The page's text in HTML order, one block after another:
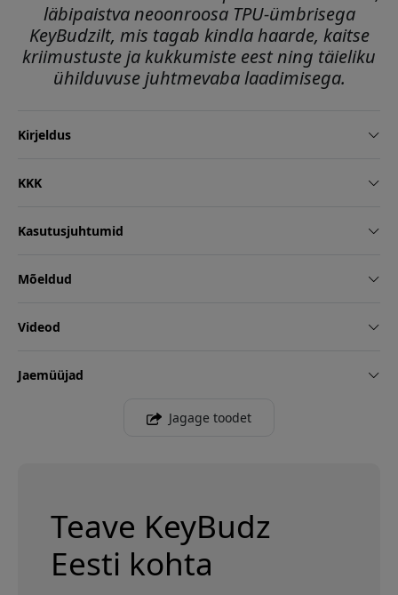
läbipaistva neoonroosa TPU-ümbrisega
KeyBudzilt, mis tagab kindla haarde, kaitse
kriimustuste ja kukkumiste eest ning täieliku
ühilduvuse juhtmevaba laadimisega.
Kirjeldus
KKK
Kasutusjuhtumid
Mõeldud
Videod
Jaemüüjad
Jagage toodet
Teave KeyBudz
Eesti kohta